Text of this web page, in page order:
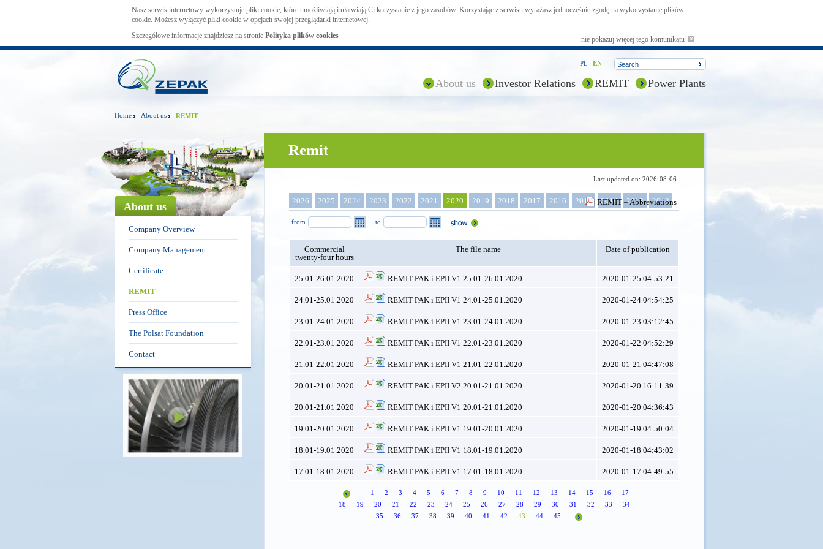
Nasz serwis internetowy wykorzystuje pliki cookie, które umożliwiają i ułatwiają Ci korzystanie z jego zasobów. Korzystając z serwisu wyrażasz jednocześnie zgodę na wykorzystanie plików
cookie. Możesz wyłączyć pliki cookie w opcjach swojej przeglądarki internetowej.
Szczegółowe informacje znajdziesz na stronie Polityka plików cookies nie pokazuj więcej tego komunikatu
PL EN
About us Investor Relations REMIT Power Plants
Home About us REMIT
About us
Company Overview
Company Management
Certificate
REMIT
Press Office
The Polsat Foundation
Contact
Last updated on: 2026-08-06
Remit
2026 2025 2024 2023 2022 2021 2020 2019 2018 2017 2016 2015 2014 2013 2012
from to
REMIT – Abbreviations
Commercial
twenty-four hours
The file name Date of publication
25.01-26.01.2020 REMIT PAK i EPII V1 25.01-26.01.2020 2020-01-25 04:53:21
24.01-25.01.2020 REMIT PAK i EPII V1 24.01-25.01.2020 2020-01-24 04:54:25
23.01-24.01.2020 REMIT PAK i EPII V1 23.01-24.01.2020 2020-01-23 03:12:45
22.01-23.01.2020 REMIT PAK i EPII V1 22.01-23.01.2020 2020-01-22 04:52:29
21.01-22.01.2020 REMIT PAK i EPII V1 21.01-22.01.2020 2020-01-21 04:47:08
20.01-21.01.2020 REMIT PAK i EPII V2 20.01-21.01.2020 2020-01-20 16:11:39
20.01-21.01.2020 REMIT PAK i EPII V1 20.01-21.01.2020 2020-01-20 04:36:43
19.01-20.01.2020 REMIT PAK i EPII V1 19.01-20.01.2020 2020-01-19 04:50:04
18.01-19.01.2020 REMIT PAK i EPII V1 18.01-19.01.2020 2020-01-18 04:43:02
17.01-18.01.2020 REMIT PAK i EPII V1 17.01-18.01.2020 2020-01-17 04:49:55
1 2 3 4 5 6 7 8 9 10 11 12 13 14 15 16
17
18
19 20 21 22 23 24 25 26 27 28 29 30 31 32 33
34
35
36 37 38 39 40 41 42 43 44 45